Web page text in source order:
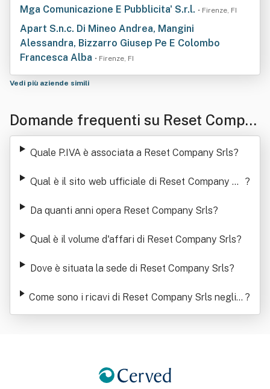
Mga Comunicazione E Pubblicita' S.r.l. • Firenze, FI
Apart S.n.c. Di Mineo Andrea, Mangini
Alessandra, Bizzarro Giusep Pe E Colombo
Francesca Alba • Firenze, FI
Vedi più aziende simili
Domande frequenti su Reset Compa
ny Srls
Quale P.IVA è associata a Reset Company Srls?
Qual è il sito web ufficiale di Reset Company Srl ?
Da quanti anni opera Reset Company Srls?
Qual è il volume d'affari di Reset Company Srls?
Dove è situata la sede di Reset Company Srls?
Come sono i ricavi di Reset Company Srls negli u
ltimi anni
?